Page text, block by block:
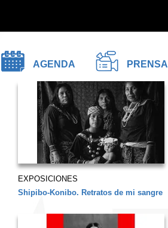
AGENDA PRENSA
EXPOSICIONES
Shipibo-Konibo. Retratos de mi sangre